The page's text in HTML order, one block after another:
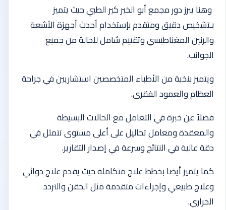
وهنا يبرز دور مجمع أبو الخير كير الطبي حيث يتميز
بـتشخيص دقيق ومتقدم بإستخدام أحدث أجهزة الأشعة
والرنين المغناطيسي وتقييم شامل للحالة من جميع
الجوانب.
ويتميز بنخبة من الأطباء المتخصصين استشاريين في جراحة
العظام والعمود الفقري.
فضلاً عن خبرة في التعامل مع الحالات البسيطة
والمعقدة ومعامل تحاليل على أعلى مستوى تتمثل في
دقة عالية في النتائج وسرعة في إصدار التقارير.
كما يتميز أيضا بخطط علاج متكاملة حيث يقدم علاج دوائي
وعلاج طبيعي وإجراءات متقدمة مثل الحقن والتردد
الحراري.